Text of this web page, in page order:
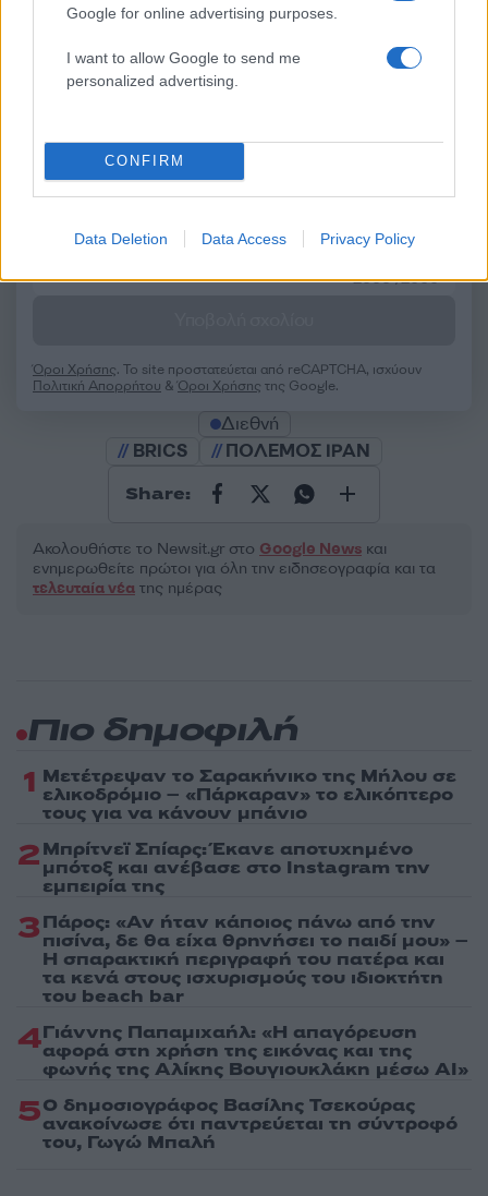
Google for online advertising purposes.
I want to allow Google to send me
personalized advertising.
CONFIRM
Data Deletion Data Access Privacy Policy
Σχολίασε εδώ
50 /50
2000 /2000
Όροι Χρήσης. Το site προστατεύεται από reCAPTCHA, ισχύουν
Πολιτική Απορρήτου &Όροι Χρήσης της Google.
Διεθνή
BRICS
ΠΟΛΕΜΟΣ ΙΡΑΝ
Share:
Ακολουθήστε το Νewsit.gr στο Google News και
ενημερωθείτε πρώτοι για όλη την ειδησεογραφία και τα
τελευταία νέα της ημέρας
Πιο δημοφιλή
1 Μετέτρεψαν το Σαρακήνικο της Μήλου σε
ελικοδρόμιο – «Πάρκαραν» το ελικόπτερο
τους για να κάνουν μπάνιο
2Μπρίτνεϊ Σπίαρς: Έκανε αποτυχημένο
μπότοξ και ανέβασε στο Instagram την
εμπειρία της
3Πάρος: «Αν ήταν κάποιος πάνω από την
πισίνα, δε θα είχα θρηνήσει το παιδί μου» –
Η σπαρακτική περιγραφή του πατέρα και
τα κενά στους ισχυρισμούς του ιδιοκτήτη
του beach bar
4Γιάννης Παπαμιχαήλ: «Η απαγόρευση
αφορά στη χρήση της εικόνας και της
φωνής της Αλίκης Βουγιουκλάκη μέσω AI»
5Ο δημοσιογράφος Βασίλης Τσεκούρας
ανακοίνωσε ότι παντρεύεται τη σύντροφό
του, Γωγώ Μπαλή